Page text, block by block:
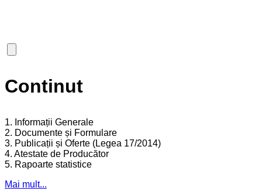
Continut
1. Informații Generale
2. Documente și Formulare
3. Publicații și Oferte (Legea 17/2014)
4. Atestate de Producător
5. Rapoarte statistice
Mai mult...